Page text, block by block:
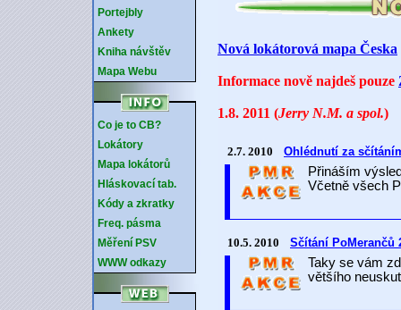
Portejbly
Ankety
Kniha návštěv
Mapa Webu
Co je to CB?
Lokátory
Mapa lokátorů
Hláskovací tab.
Kódy a zkratky
Freq. pásma
Měření PSV
WWW odkazy
Nová lokátorová mapa Česka
Informace nově najdeš pouze
1.8. 2011 (Jerry N.M. a spol.)